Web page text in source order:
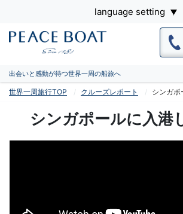
language setting
出会いと感動が待つ世界一周の船旅へ
世界一周旅行TOP クルーズレポート シンガポ
シンガポールに入港